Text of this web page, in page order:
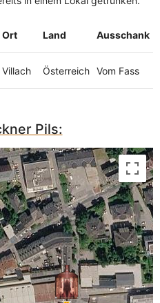
Ort Land Ausschank
Villach Österreich Vom Fass
Pils: